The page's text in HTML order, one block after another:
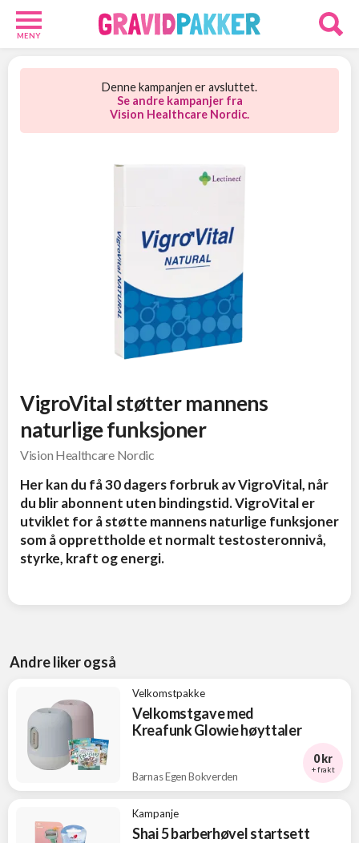
MENY
Denne kampanjen er avsluttet.
Se andre kampanjer fra
Vision Healthcare Nordic.
VigroVital støtter mannens
naturlige funksjoner
Vision Healthcare Nordic
Her kan du få 30 dagers forbruk av VigroVital, når
du blir abonnent uten bindingstid. VigroVital er
utviklet for å støtte mannens naturlige funksjoner
som å opprettholde et normalt testosteronnivå,
styrke, kraft og energi.
Andre liker også
Velkomstpakke
Velkomstgave med
Kreafunk Glowie høyttaler
Barnas Egen Bokverden
0 kr
+ frakt
Kampanje
Shai 5 barberhøvel startsett
Babypakker
Velkomstgaver
Foreldre